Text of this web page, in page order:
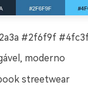
#2f6f9f
moderno
streetwear